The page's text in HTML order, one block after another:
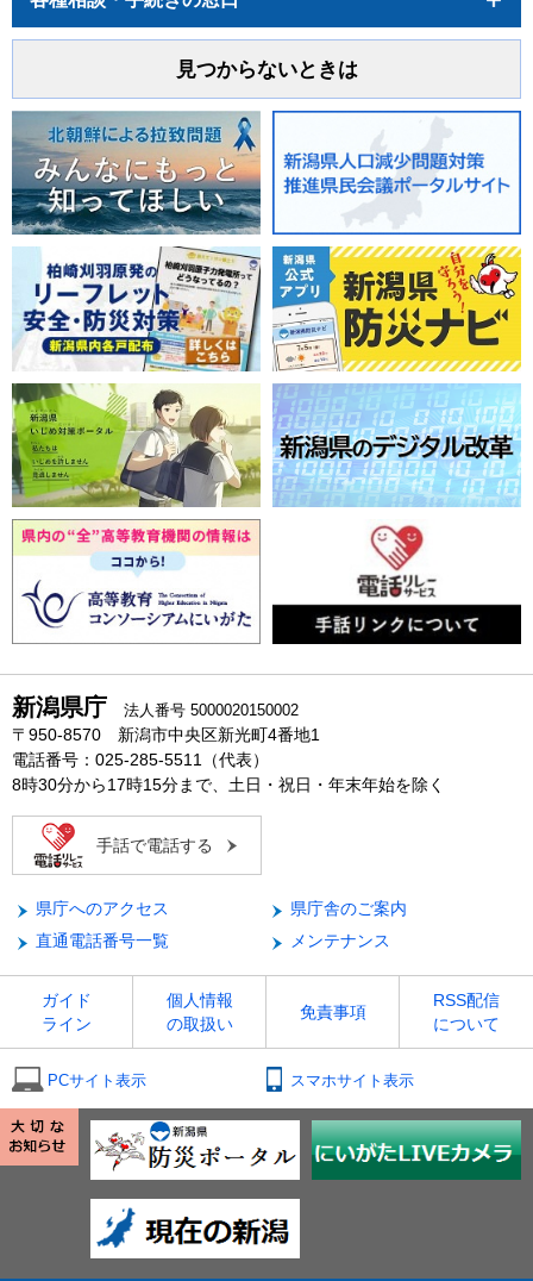
見つからないときは
新潟県庁 法人番号 5000020150002
〒950-8570 新潟市中央区新光町4番地1
電話番号：025-285-5511（代表）
8時30分から17時15分まで、土日・祝日・年末年始を除く
手話で電話する
県庁へのアクセス
県庁舎のご案内
直通電話番号一覧
メンテナンス
ガイド
ライン
個人情報
の取扱い
免責事項
RSS配信
について
PCサイト表示 スマホサイト表示